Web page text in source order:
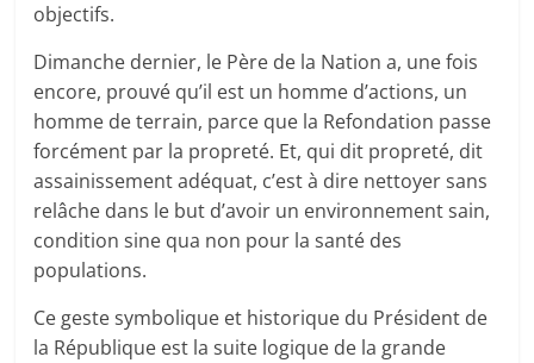
objectifs.
Dimanche dernier, le Père de la Nation a, une fois
encore, prouvé qu’il est un homme d’actions, un
homme de terrain, parce que la Refondation passe
forcément par la propreté. Et, qui dit propreté, dit
assainissement adéquat, c’est à dire nettoyer sans
relâche dans le but d’avoir un environnement sain,
condition sine qua non pour la santé des
populations.
Ce geste symbolique et historique du Président de
la République est la suite logique de la grande